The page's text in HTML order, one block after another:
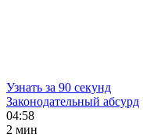
Узнать за 90 секунд
Законодательный абсурд
04:58
2 мин